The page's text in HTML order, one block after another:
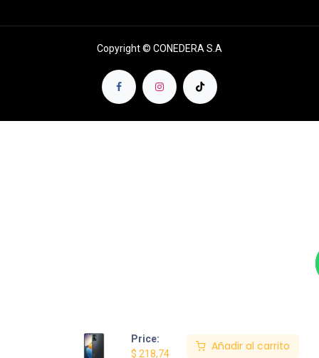
Price:
$ 218,74
Añadir al carrito
Copyright © CONEDERA S.A